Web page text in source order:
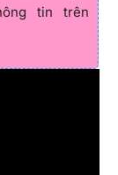
tin trên